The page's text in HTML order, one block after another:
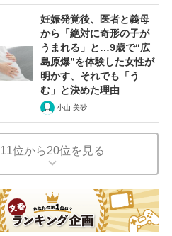
妊娠発覚後、医者と義母
から「絶対に奇形の子が
うまれる」と…9歳で“広
島原爆”を体験した女性が
明かす、それでも「う
む」と決めた理由
小山 美砂
11位から20位を見る